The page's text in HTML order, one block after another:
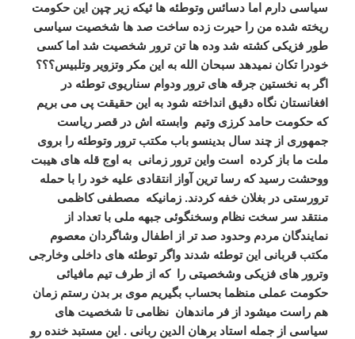
سیاسی دارم اما دسائس وتوطئه ها ئیکه زیر چپن این حکومت
ریخته شده من را حیرت زده ساخت صد ها شخصیت سیاسی
طور فزیکی کشته شد وده ها تن ترور شخصیت شد اما کسی
خودرا تکان نمیدهد سبحان الله به این مکر وتزویر وتلبیس؟؟؟
اگر به نخستین جرقه های ترور ودوام سناریوی توطئه در
افغانستان نگاه دقیق انداخته شود به این حقیقت پی می بریم
که حکومت حامد کرزی وتیم وابسته اش در قصر ریاست
جمهوری از چند سال بدینسو باب مکتب ترور وتوطئه را بروی
ملت ما باز کرده است واین ترور زمانی به اوج قله های هیبت
ووحشت رسید که رسا ترین آواز انتقادی علیه خود را با حمله
ترورستی در بغلان خفه کردند. زمانیکه مصطفی کاظمی
منتقد سر سخت نظام وسخنگوئی جبهه ملی با تعداد از
نمایندگان مردم وحدود صد تر از اطفال وشاگردان معصوم
مکتب قربانی این توطئه شدند واگر توطئه های داخلی وخارجی
وترور های فزیکی وشخصیتی را که از طرف تیم مافیائی
حکومت عملی منظما بحساب بگیریم موی بر بدن رستم زمان
هم راست میشود از فر ماندهان نظامی تا شخصیت های
سیاسی از جمله استاد برهان الدین ربانی . این مستبد خنده رو